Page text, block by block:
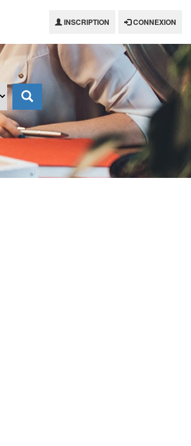
INSCRIPTION CONNEXION